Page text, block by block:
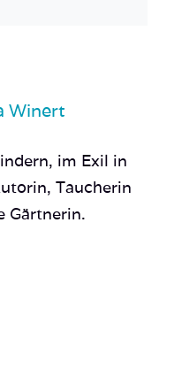
Winert
im Exil in
Taucherin
Gärtnerin.